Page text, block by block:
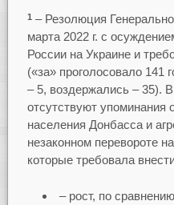
1 – Резолюция
марта 2022 г. с
России на Украине и
(«за» проголосовало 141
– 5, воздержались – 35).
отсутствуют упоминания
населения Донбасса и
незаконном перевороте
которые требовала
– рост, по